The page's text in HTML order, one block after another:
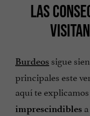
LAS
Burdeos sigue
principales este
aquí te
imprescindibles